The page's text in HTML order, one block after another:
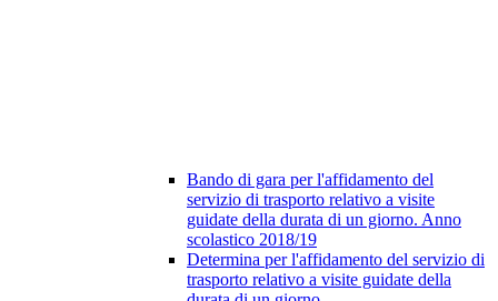
Bando di gara per l'affidamento del
servizio di trasporto relativo a visite
guidate della durata di un giorno. Anno
scolastico 2018/19
Determina per l'affidamento del servizio di
trasporto relativo a visite guidate della